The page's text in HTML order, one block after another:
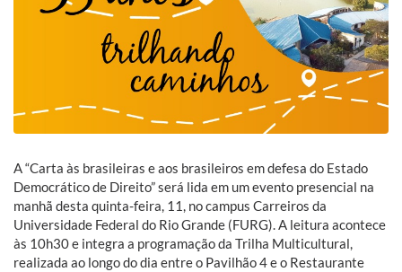
A “Carta às brasileiras e aos brasileiros em defesa do Estado
Democrático de Direito” será lida em um evento presencial na
manhã desta quinta-feira, 11, no campus Carreiros da
Universidade Federal do Rio Grande (FURG). A leitura acontece
às 10h30 e integra a programação da Trilha Multicultural,
realizada ao longo do dia entre o Pavilhão 4 e o Restaurante